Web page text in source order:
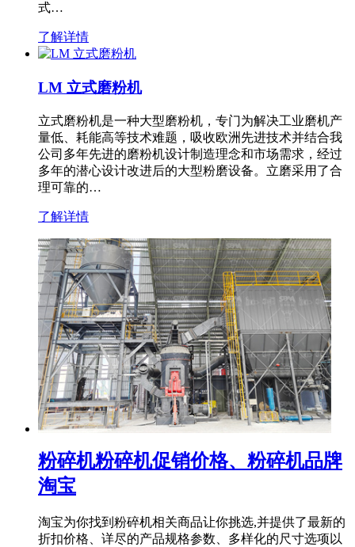
式…
了解详情
LM 立式磨粉机
立式磨粉机是一种大型磨粉机，专门为解决工业磨机产
量低、耗能高等技术难题，吸收欧洲先进技术并结合我
公司多年先进的磨粉机设计制造理念和市场需求，经过
多年的潜心设计改进后的大型粉磨设备。立磨采用了合
理可靠的…
了解详情
粉碎机粉碎机促销价格、粉碎机品牌
淘宝
淘宝为你找到粉碎机相关商品让你挑选,并提供了最新的
折扣价格、详尽的产品规格参数、多样化的尺寸选项以